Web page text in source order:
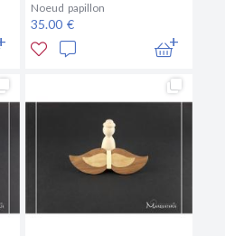
Noeud papillon
35.00 €